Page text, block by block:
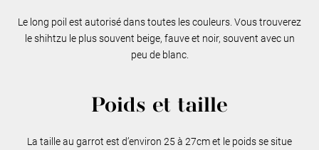
Le long poil est autorisé dans toutes les couleurs. Vous trouverez
le shihtzu le plus souvent beige, fauve et noir, souvent avec un
peu de blanc.
Poids et taille
La taille au garrot est d’environ 25 à 27cm et le poids se situe